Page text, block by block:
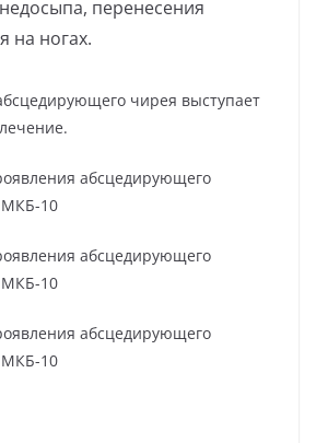
перенесения
на ногах.
чирея выступает